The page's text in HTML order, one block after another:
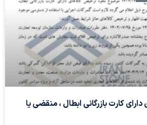
کارت بازرگانی ابطال ، منقضی یا